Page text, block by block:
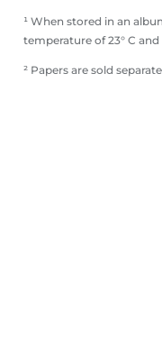
¹ When stored in an
temperature of 23° C
² Papers are sold